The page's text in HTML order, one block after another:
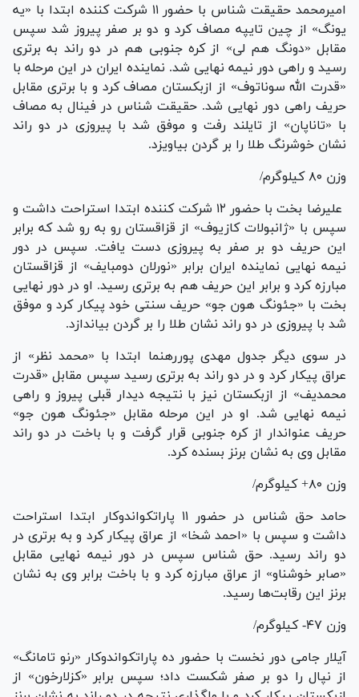
امیرمحمد حقیقت شناس با حضور ۱۱ شرکت کننده ابتدا با «یه
یونگ» از چین تایپه مصاف کرد و دو بر صفر پیروز شد سپس
مقابل «دونگ هم لی» از کره جنوبی هم در دو راند به برتری
رسید و راهی دور نیمه نهایی شد. نماینده ایران در این مرحله با
«قدرت الله سوناتوف» از ازبکستان مصاف کرد و با برتری مقابل
حریف راهی دور نهایی شد. حقیقت شناس در فینال به مصاف
با «تاناپان» از تایلند رفت و موفق شد با پیروزی در دو راند
نشان خوشرنگ طلا را بر گردن بیاویزد.
وزن ۸۰ کیلوگرم/
علیرضا بخت با حضور ۱۲ شرکت کننده ابتدا استراحت داشت و
سپس با «ژانبولات کازیوف» از قزاقستان رو به رو شد که برابر
این حریف دو بر صفر به پیروزی دست یافت. سپس در دور
نیمه نهایی نماینده ایران برابر «نورلان دومبایف» از قزاقستان
مبارزه کرد و برابر این حریف هم به برتری رسید. او در دور نهایی
بخت با «جئونگ هون جو» حریف سنتی خود پیکار کرد و موفق
شد با پیروزی در دو راند نشان طلا را بر گردن بیاندازد.
در سوی دیگر جدول مهدی پوررهنما ابتدا با «محمد نظر» از
عراق پیکار کرد و در دو راند به برتری رسید سپس مقابل «قدرت
محمدیف» از ازبکستان نیز با نتیجه دیدار قبلی پیروز و راهی
نیمه نهایی شد. او در این مرحله مقابل «جئونگ هون جو»
حریف عنواندار از کره جنوبی قرار گرفت و با باخت در دو راند
مقابل وی به نشان برنز بسنده کرد.
وزن ۸۰+ کیلوگرم/
حامد حق شناس در حضور ۱۱ پاراتکواندوکار ابتدا استراحت
داشت و سپس با «احمد شخا» از عراق پیکار کرد و به برتری در
دو راند رسید. حق شناس سپس در دور نیمه نهایی مقابل
«صابر خوشناو» از عراق مبارزه کرد و با باخت برابر وی به نشان
برنز این رقابت‌ها رسید.
وزن ۴۷- کیلوگرم/
آیلار جامی دور نخست با حضور ده پاراتکواندوکار «رنو تامانگ»
از نپال را دو بر صفر شکست داد؛ سپس برابر «کزلارخون» از